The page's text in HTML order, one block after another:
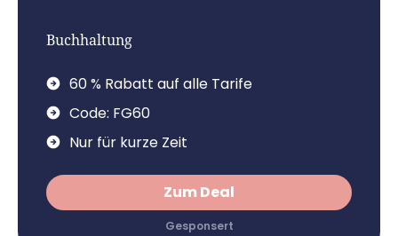
Buchhaltung
60 % Rabatt auf alle Tarife
Code: FG60
Nur für kurze Zeit
Zum Deal